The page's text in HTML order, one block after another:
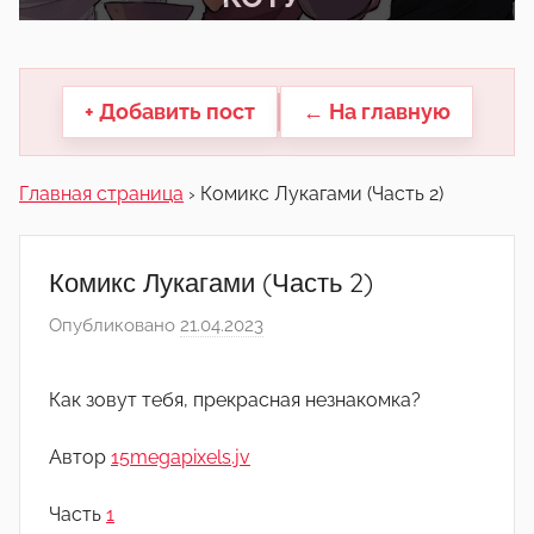
другие.
+ Добавить пост ← На главную
Главная страница › Комикс Лукагами (Часть 2)
Комикс Лукагами (Часть 2)
Опубликовано 21.04.2023
Как зовут тебя, прекрасная незнакомка?
Автор 15megapixels.jv
Часть 1